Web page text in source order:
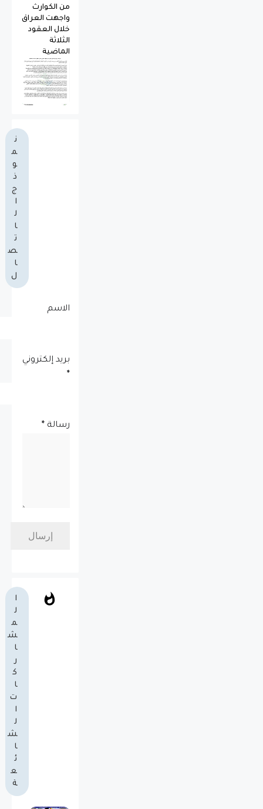
من الكوارث
واجهت العراق
خلال العقود
الثلاثة
الماضية
ن
م
و
ذ
ج
ا
ل
ا
ت
ص
ا
ل
الاسم
بريد إلكتروني
*
رسالة *
ا
ل
م
ش
ا
ر
ك
ا
ت
ا
ل
ش
ا
ئ
ع
ة